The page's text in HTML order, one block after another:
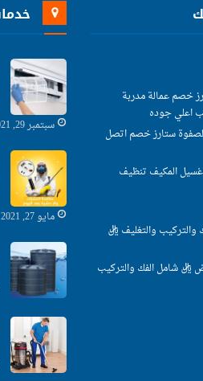
خصم عمالة مدربة
اعلي جوده
ستارز خصم اتصل
المكيف تنظيف
والتغليف ريال
شامل الفك والتركيب
سبتمبر 29, 2021
مايو 27, 2021